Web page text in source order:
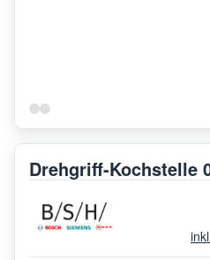
Drehgriff-Kochstelle